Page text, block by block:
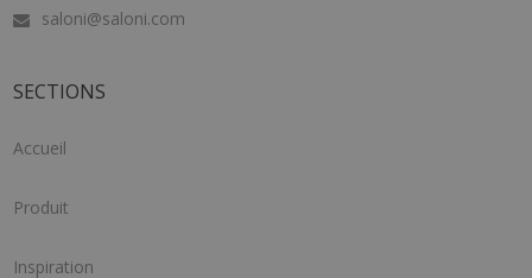
saloni@saloni.com
SECTIONS
Accueil
Produit
Inspiration